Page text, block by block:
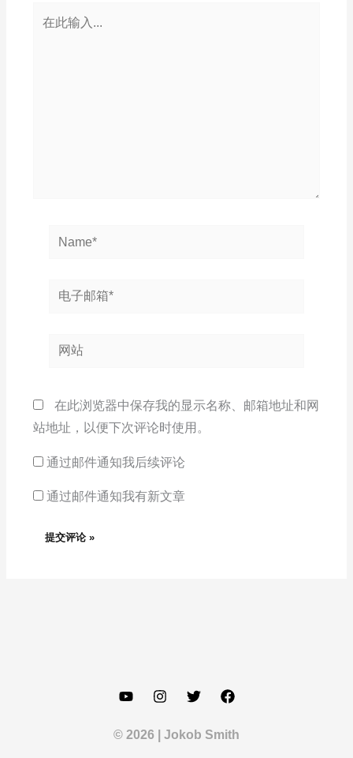
Name*
电
箱
网
在此浏览器中保存我的显示名称、邮箱地址和网
站地址，以便下次评论时使用。
通过邮件通知我后续评论
通过邮件通知我有新文章
© 2026 | Jokob Smith